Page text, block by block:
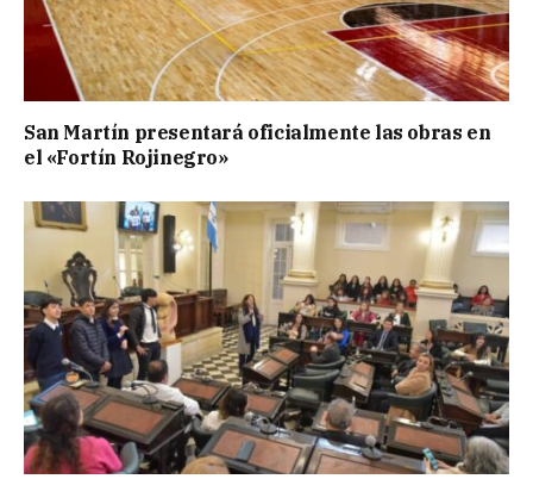
San Martín presentará oficialmente las obras en
el «Fortín Rojinegro»